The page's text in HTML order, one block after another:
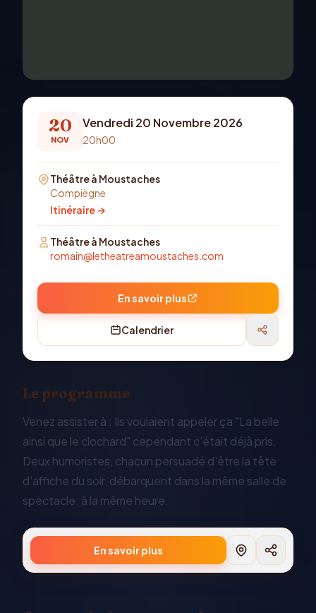
20
NOV
Vendredi 20 Novembre 2026
20h00
Théâtre à Moustaches
Compiègne
Itinéraire →
Théâtre à Moustaches
romain@letheatreamoustaches.com
En savoir plus
Calendrier
Le programme
Venez assister à : Ils voulaient appeler ça "La belle
ainsi que le clochard" cependant c'était déjà pris.
Deux humoristes, chacun persuadé d'être la tête
d'affiche du soir, débarquent dans la même salle de
spectacle. à la même heure.
En savoir plus